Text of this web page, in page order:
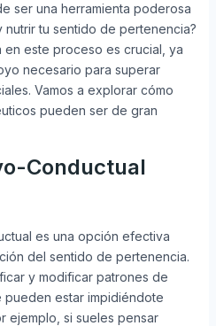
ser una herramienta poderosa
tu sentido de pertenencia?
este proceso es crucial, ya
necesario para superar
Vamos a explorar cómo
pueden ser de gran
Conductual
es una opción efectiva
del sentido de pertenencia.
y modificar patrones de
estar impidiéndote
ejemplo, si sueles pensar